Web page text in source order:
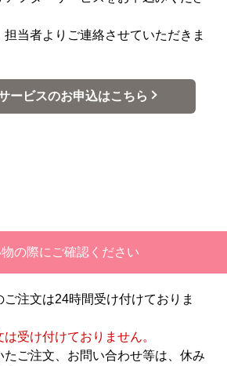
当者よりご連絡させていただきま
ービスのお申込はこちら
の際にご確認ください
注文は24時間受け付けておりま
受け付けておりません。
ご注文、お問い合わせ等は、休み